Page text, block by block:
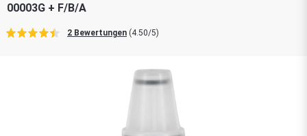
00003G + F/B/A
2 Bewertungen (4.50/5)